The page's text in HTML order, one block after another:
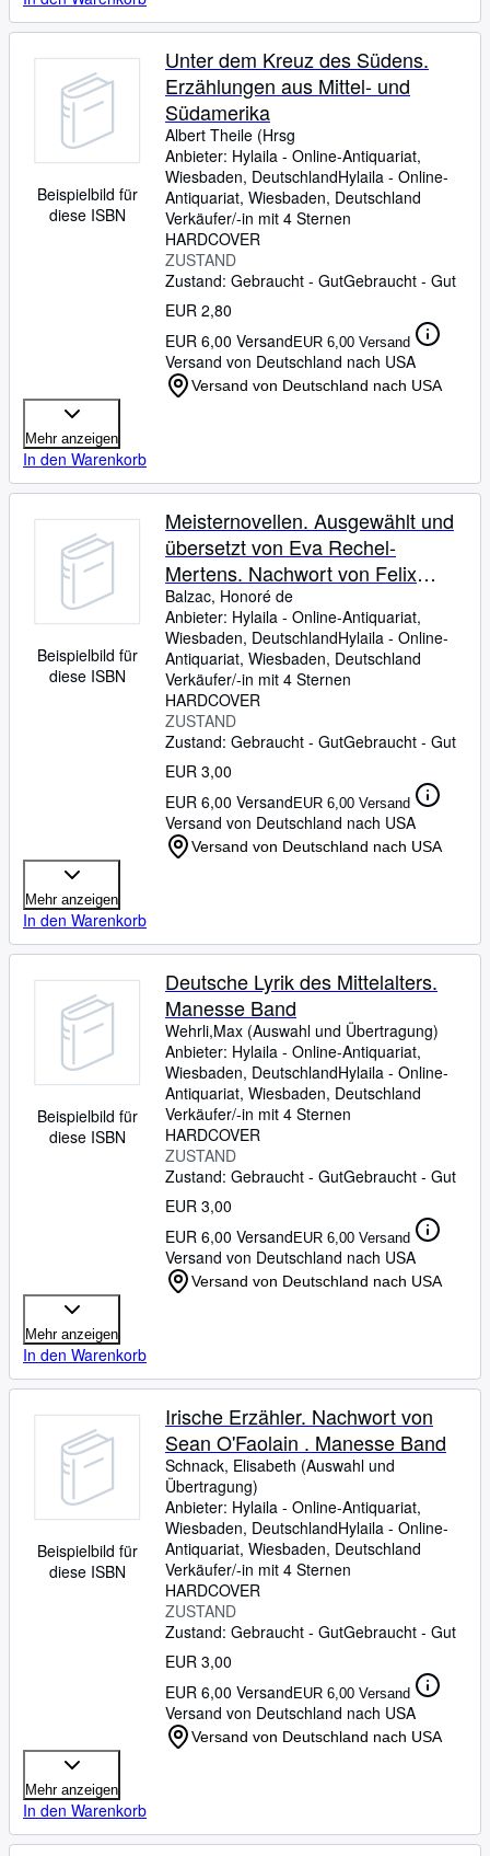
Beispielbild für
diese ISBN
Unter dem Kreuz des Südens.
Erzählungen aus Mittel- und
Südamerika
Albert Theile (Hrsg
Anbieter: Hylaila - Online-Antiquariat,
Wiesbaden, DeutschlandHylaila - Online-
Antiquariat, Wiesbaden, Deutschland
Verkäufer/-in mit 4 Sternen
HARDCOVER
ZUSTAND
Zustand: Gebraucht - GutGebraucht - Gut
EUR 2,80
EUR 6,00 VersandEUR 6,00 Versand
Versand von Deutschland nach USA
Versand von Deutschland nach USA
Mehr anzeigen
In den Warenkorb
Beispielbild für
diese ISBN
Meisternovellen. Ausgewählt und
übersetzt von Eva Rechel-
Mertens. Nachwort von Felix
Stössinger. Manesse Band
Balzac, Honoré de
Anbieter: Hylaila - Online-Antiquariat,
Wiesbaden, DeutschlandHylaila - Online-
Antiquariat, Wiesbaden, Deutschland
Verkäufer/-in mit 4 Sternen
HARDCOVER
ZUSTAND
Zustand: Gebraucht - GutGebraucht - Gut
EUR 3,00
EUR 6,00 VersandEUR 6,00 Versand
Versand von Deutschland nach USA
Versand von Deutschland nach USA
Mehr anzeigen
In den Warenkorb
Beispielbild für
diese ISBN
Deutsche Lyrik des Mittelalters.
Manesse Band
Wehrli,Max (Auswahl und Übertragung)
Anbieter: Hylaila - Online-Antiquariat,
Wiesbaden, DeutschlandHylaila - Online-
Antiquariat, Wiesbaden, Deutschland
Verkäufer/-in mit 4 Sternen
HARDCOVER
ZUSTAND
Zustand: Gebraucht - GutGebraucht - Gut
EUR 3,00
EUR 6,00 VersandEUR 6,00 Versand
Versand von Deutschland nach USA
Versand von Deutschland nach USA
Mehr anzeigen
In den Warenkorb
Beispielbild für
diese ISBN
Irische Erzähler. Nachwort von
Sean O'Faolain . Manesse Band
Schnack, Elisabeth (Auswahl und
Übertragung)
Anbieter: Hylaila - Online-Antiquariat,
Wiesbaden, DeutschlandHylaila - Online-
Antiquariat, Wiesbaden, Deutschland
Verkäufer/-in mit 4 Sternen
HARDCOVER
ZUSTAND
Zustand: Gebraucht - GutGebraucht - Gut
EUR 3,00
EUR 6,00 VersandEUR 6,00 Versand
Versand von Deutschland nach USA
Versand von Deutschland nach USA
Mehr anzeigen
In den Warenkorb